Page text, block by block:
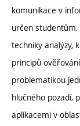
komunikace v
určen
techniky analýzy,
principů
problematikou
hlučného pozadí,
aplikacemi v